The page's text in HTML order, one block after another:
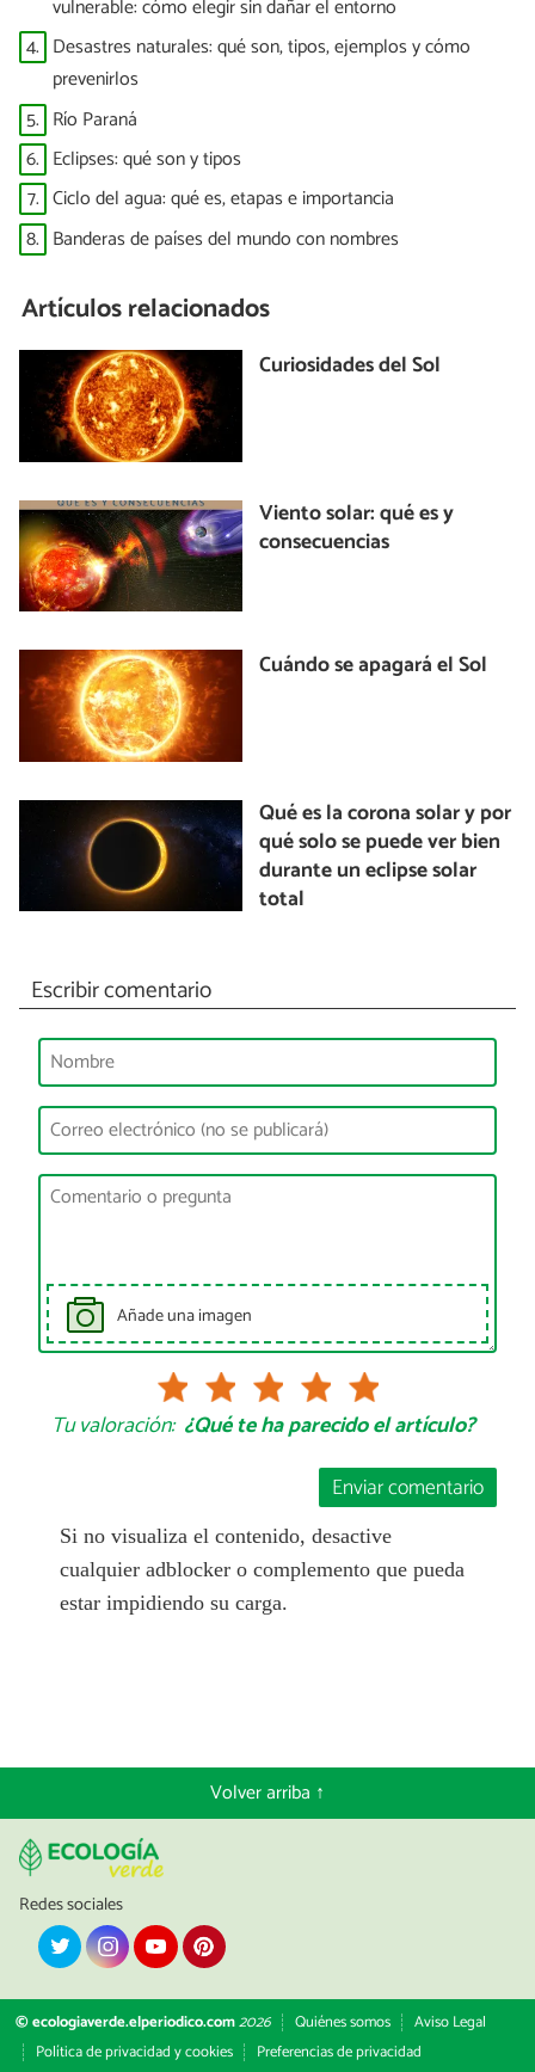
vulnerable: cómo elegir sin dañar el entorno
4. Desastres naturales: qué son, tipos, ejemplos y cómo
prevenirlos
5. Río Paraná
6. Eclipses: qué son y tipos
7. Ciclo del agua: qué es, etapas e importancia
8. Banderas de países del mundo con nombres
Artículos relacionados
Curiosidades del Sol
Viento solar: qué es y
consecuencias
Cuándo se apagará el Sol
Qué es la corona solar y por
qué solo se puede ver bien
durante un eclipse solar
total
Escribir comentario
Añade una imagen
Tu valoración: ¿Qué te ha parecido el artículo?
Enviar comentario
Si no visualiza el contenido, desactive
cualquier adblocker o complemento que pueda
estar impidiendo su carga.
Volver arriba ↑
Redes sociales
© ecologiaverde.elperiodico.com2026 Quiénes somos
Aviso Legal
Política de privacidad y cookies
Preferencias de privacidad